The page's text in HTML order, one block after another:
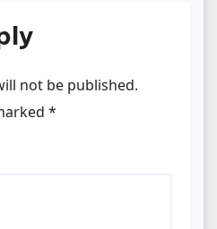
not be published.
*